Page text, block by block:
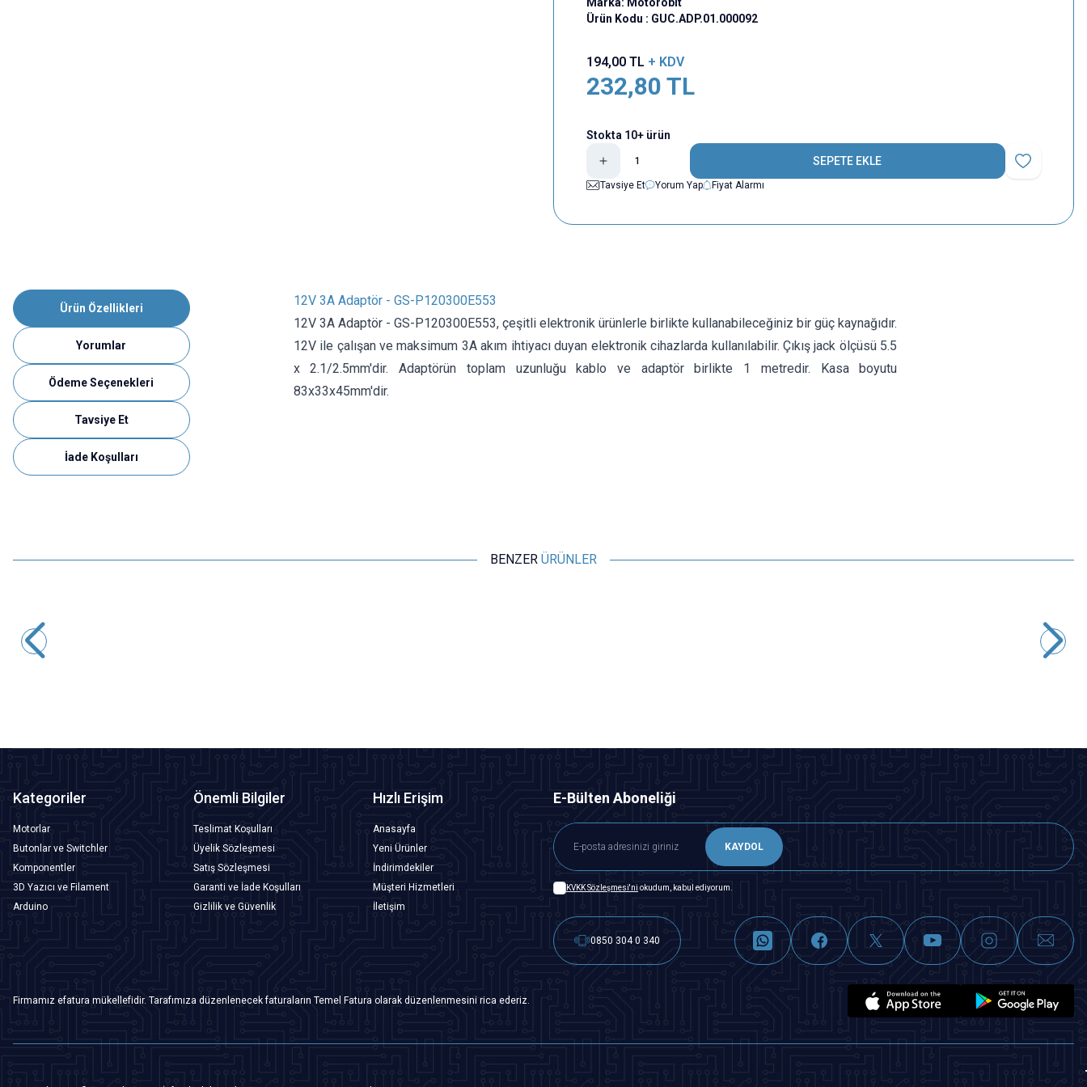
Ürün Kodu : GUC.ADP.01.000092
194,00TL + KDV
232,80 TL
Stokta 10+ ürün
SEPETE EKLE
Favoriye Ekle
Tavsiye Et
Yorum Yap Fiyat Alarmı
Ürün Özellikleri
Yorumlar
Ödeme Seçenekleri
Tavsiye Et
İade Koşulları
12V 3A Adaptör - GS-P120300E553
12V 3A Adaptör - GS-P120300E553, çeşitli elektronik ürünlerle birlikte kullanabileceğiniz bir güç kaynağıdır.
12V ile çalışan ve maksimum 3A akım ihtiyacı duyan elektronik cihazlarda kullanılabilir. Çıkış jack ölçüsü 5.5
x 2.1/2.5mm'dir. Adaptörün toplam uzunluğu kablo ve adaptör birlikte 1 metredir. Kasa boyutu
83x33x45mm'dir.
BENZER ÜRÜNLER
Kategoriler
Motorlar
Butonlar ve Switchler
Komponentler
3D Yazıcı ve Filament
Arduino
Önemli Bilgiler
Teslimat Koşulları
Üyelik Sözleşmesi
Satış Sözleşmesi
Garanti ve İade Koşulları
Gizlilik ve Güvenlik
Hızlı Erişim
Anasayfa
Yeni Ürünler
İndirimdekiler
Müşteri Hizmetleri
İletişim
E-Bülten Aboneliği
KAYDOL
KVKK Sözleşmesi'ni okudum, kabul ediyorum.
0850 304 0 340
Firmamız efatura mükellefidir. Tarafımıza düzenlenecek faturaların Temel Fatura olarak düzenlenmesini rica ederiz.